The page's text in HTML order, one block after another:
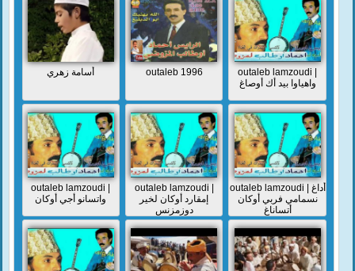
أسامة زهري outaleb 1996
outaleb lamzoudi |
واهياوا بيد أك أوصاغ
outaleb lamzoudi |
واتسانو أجي أوكان
outaleb lamzoudi |
إمقارد أوكان لخير
دوزمزنس
outaleb lamzoudi | أداغ
نسمامي فربي أوكان
أتساناغ